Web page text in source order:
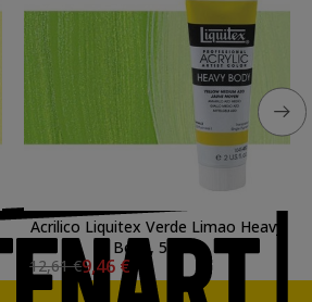
Acrilico Liquitex Verde Limao Heavy
Body, 59 ml.
12,61 €9,46 €